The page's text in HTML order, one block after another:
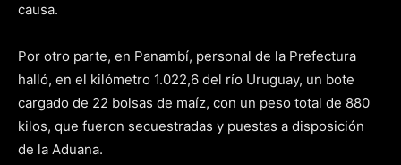
causa.
Por otro parte, en Panambí, personal de la Prefectura
halló, en el kilómetro 1.022,6 del río Uruguay, un bote
cargado de 22 bolsas de maíz, con un peso total de 880
kilos, que fueron secuestradas y puestas a disposición
de la Aduana.